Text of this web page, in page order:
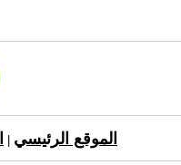
الموقع الرئيسي